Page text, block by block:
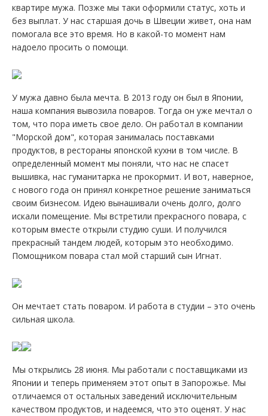
квартире мужа. Позже мы таки оформили статус, хоть и
без выплат. У нас старшая дочь в Швеции живет, она нам
помогала все это время. Но в какой-то момент нам
надоело просить о помощи.
У мужа давно была мечта. В 2013 году он был в Японии,
наша компания вывозила поваров. Тогда он уже мечтал о
том, что пора иметь свое дело. Он работал в компании
"Морской дом", которая занималась поставками
продуктов, в рестораны японской кухни в том числе. В
определенный момент мы поняли, что нас не спасет
вышивка, нас гуманитарка не прокормит. И вот, наверное,
с нового года он принял конкретное решение заниматься
своим бизнесом. Идею вынашивали очень долго, долго
искали помещение. Мы встретили прекрасного повара, с
которым вместе открыли студию суши. И получился
прекрасный тандем людей, которым это необходимо.
Помощником повара стал мой старший сын Игнат.
Он мечтает стать поваром. И работа в студии – это очень
сильная школа.
Мы открылись 28 июня. Мы работали с поставщиками из
Японии и теперь применяем этот опыт в Запорожье. Мы
отличаемся от остальных заведений исключительным
качеством продуктов, и надеемся, что это оценят. У нас